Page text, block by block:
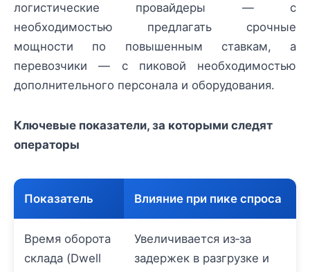
логистические провайдеры — с
необходимостью предлагать срочные
мощности по повышенным ставкам, а
перевозчики — с пиковой необходимостью
дополнительного персонала и оборудования.
Ключевые показатели, за которыми следят
операторы
Показатель Влияние при пике спроса
Время оборота
склада (Dwell
Увеличивается из‑за
задержек в разгрузке и